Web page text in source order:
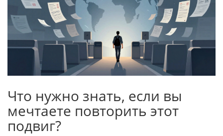
Что нужно знать, если вы
мечтаете повторить этот
подвиг?